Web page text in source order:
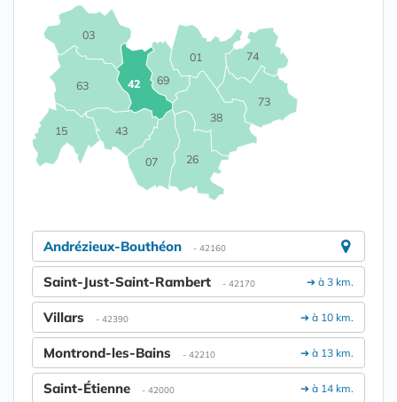
01
03
07
15
26
38
42
43
63
69
73
74
Andrézieux-Bouthéon - 42160
➔ à 3 km.
Saint-Just-Saint-Rambert - 42170
➔ à 10 km.
Villars - 42390
➔ à 13 km.
Montrond-les-Bains - 42210
➔ à 14 km.
Saint-Étienne - 42000